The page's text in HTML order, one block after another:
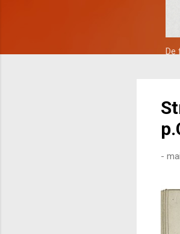
De
-